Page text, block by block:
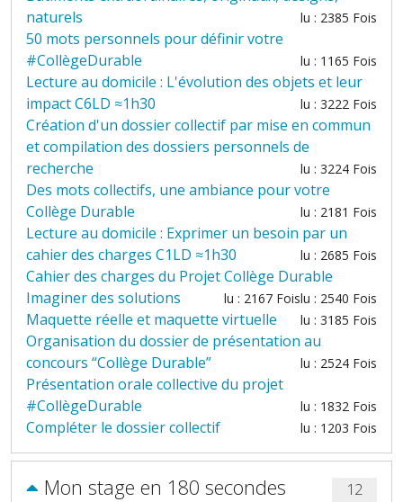
naturels
lu : 2385 Fois
50 mots personnels pour définir votre
#CollègeDurable
lu : 1165 Fois
Lecture au domicile : L'évolution des objets et leur
impact C6LD ≈1h30
lu : 3222 Fois
Création d'un dossier collectif par mise en commun
et compilation des dossiers personnels de
recherche
lu : 3224 Fois
Des mots collectifs, une ambiance pour votre
Collège Durable
lu : 2181 Fois
Lecture au domicile : Exprimer un besoin par un
cahier des charges C1LD ≈1h30
lu : 2685 Fois
Cahier des charges du Projet Collège Durable
lu : 2540 Fois
Imaginer des solutions lu : 2167 Fois
Maquette réelle et maquette virtuelle lu : 3185 Fois
Organisation du dossier de présentation au
concours “Collège Durable”
lu : 2524 Fois
Présentation orale collective du projet
#CollègeDurable
lu : 1832 Fois
Compléter le dossier collectif lu : 1203 Fois
Mon stage en 180 secondes 12